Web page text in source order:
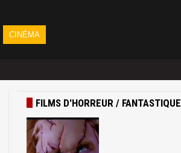
CINÉMA
FILMS D'HORREUR / FANTASTIQUE